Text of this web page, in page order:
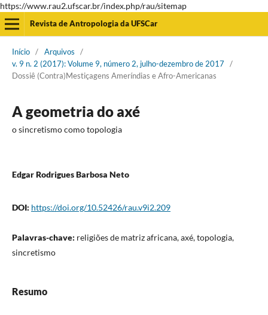
https://www.rau2.ufscar.br/index.php/rau/sitemap
Revista de Antropologia da UFSCar
Início / Arquivos
/
v. 9 n. 2 (2017): Volume 9, número 2, julho-dezembro de 2017
/
Dossiê (Contra)Mestiçagens Ameríndias e Afro-Americanas
A geometria do axé
o sincretismo como topologia
Edgar Rodrigues Barbosa Neto
DOI: https://doi.org/10.52426/rau.v9i2.209
Palavras-chave: religiões de matriz africana, axé, topologia,
sincretismo
Resumo